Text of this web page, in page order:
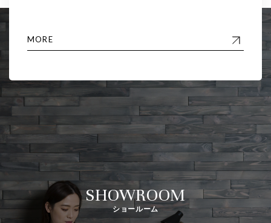
MORE
SHOWROOM
ショールーム